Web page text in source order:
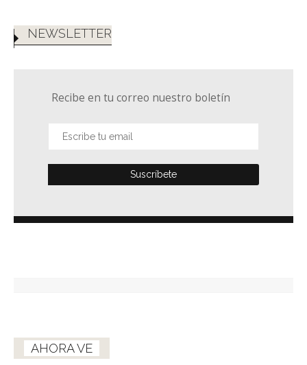
NEWSLETTER
Recibe en tu correo nuestro boletín
AHORA VE